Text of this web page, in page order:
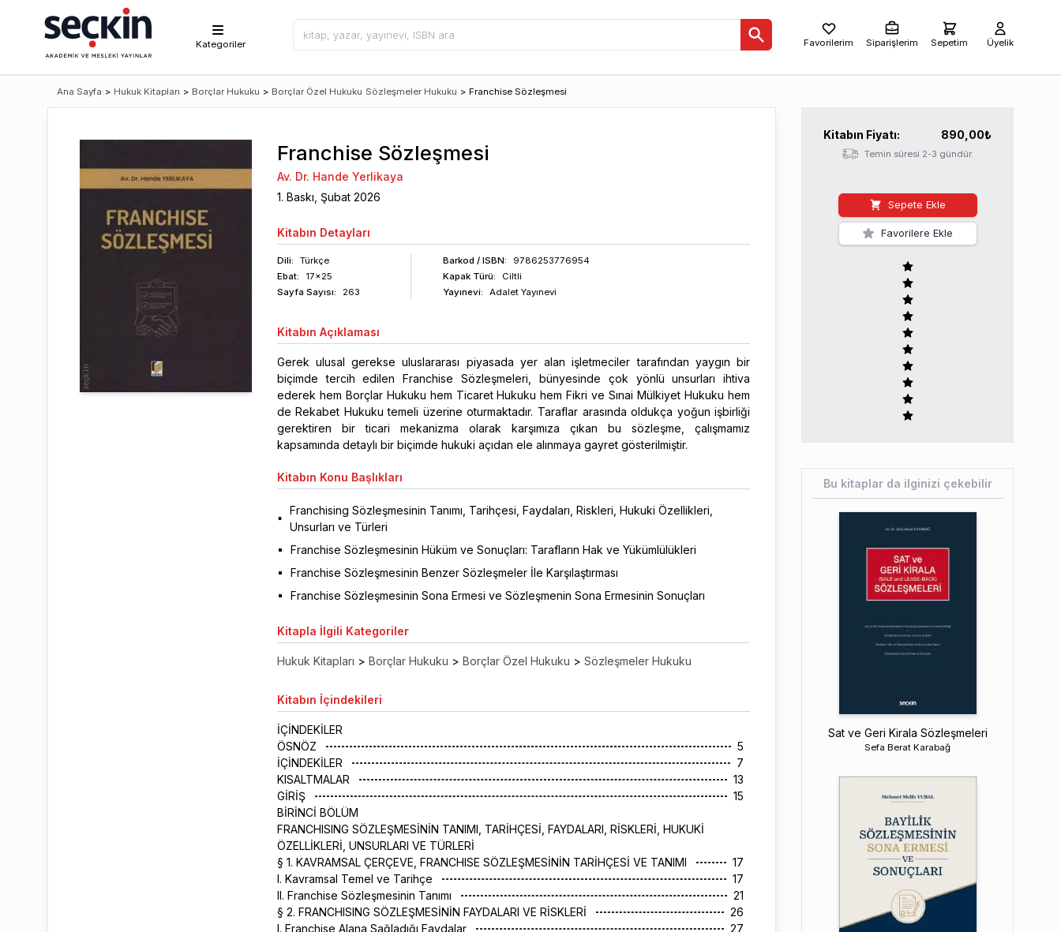
Kategoriler Favorilerim Siparişlerim Sepetim Üyelik
Ana Sayfa > Hukuk Kitapları > Borçlar Hukuku > Borçlar Özel Hukuku Sözleşmeler Hukuku > Franchise Sözleşmesi
Franchise Sözleşmesi
Av. Dr. Hande Yerlikaya
1. Baskı, Şubat 2026
Kitabın Detayları
Dili:
Türkçe
Ebat:
17x25
Sayfa Sayısı: 263
Barkod / ISBN:
9786253776954
Kapak Türü:
Ciltli
Yayınevi:
Adalet Yayınevi
Kitabın Açıklaması
Gerek ulusal gerekse uluslararası piyasada yer alan işletmeciler tarafından yaygın bir
biçimde tercih edilen Franchise Sözleşmeleri, bünyesinde çok yönlü unsurları ihtiva
ederek hem Borçlar Hukuku hem Ticaret Hukuku hem Fikri ve Sınai Mülkiyet Hukuku hem
de Rekabet Hukuku temeli üzerine oturmaktadır. Taraflar arasında oldukça yoğun işbirliği
gerektiren bir ticari mekanizma olarak karşımıza çıkan bu sözleşme, çalışmamız
kapsamında detaylı bir biçimde hukuki açıdan ele alınmaya gayret gösterilmiştir.
Kitabın Konu Başlıkları
Franchising Sözleşmesinin Tanımı, Tarihçesi, Faydaları, Riskleri, Hukuki Özellikleri,
Unsurları ve Türleri
Franchise Sözleşmesinin Hüküm ve Sonuçları: Tarafların Hak ve Yükümlülükleri
Franchise Sözleşmesinin Benzer Sözleşmeler İle Karşılaştırması
Franchise Sözleşmesinin Sona Ermesi ve Sözleşmenin Sona Ermesinin Sonuçları
Kitapla İlgili Kategoriler
Hukuk Kitapları > Borçlar Hukuku > Borçlar Özel Hukuku > Sözleşmeler Hukuku
Kitabın İçindekileri
İÇİNDEKİLER
ÖSNÖZ
5
İÇİNDEKİLER
7
KISALTMALAR
13
GİRİŞ
15
BİRİNCİ BÖLÜM
FRANCHISING SÖZLEŞMESİNİN TANIMI, TARİHÇESİ, FAYDALARI, RİSKLERİ, HUKUKİ
ÖZELLİKLERİ, UNSURLARI VE TÜRLERİ
§ 1. KAVRAMSAL ÇERÇEVE, FRANCHISE SÖZLEŞMESİNİN TARİHÇESİ VE TANIMI
17
I. Kavramsal Temel ve Tarihçe
17
II. Franchise Sözleşmesinin Tanımı
21
§ 2. FRANCHISING SÖZLEŞMESİNİN FAYDALARI VE RİSKLERİ
26
I. Franchise Alana Sağladığı Faydalar
27
Kitabın Fiyatı: 890,00₺
Temin süresi 2-3 gündür.
Sepete Ekle
Favorilere Ekle
Bu kitaplar da ilginizi çekebilir
Sat ve Geri Kirala Sözleşmeleri
Sefa Berat Karabağ